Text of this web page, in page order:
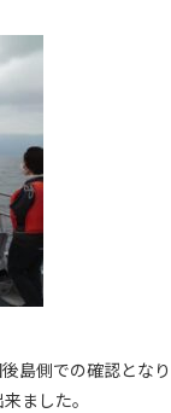
島側での確認とな
ました。